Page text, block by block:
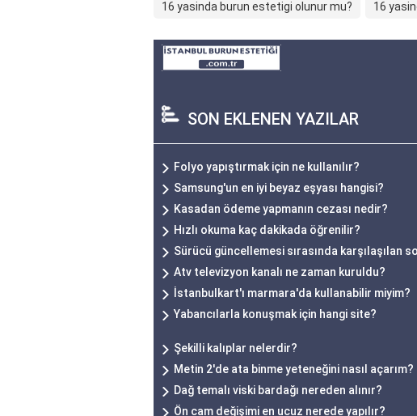
16 yasinda burun estetigi olunur mu? 16
SON EKLENEN YAZILAR
Folyo yapıştırmak için ne kullanılır?
Samsung'un en iyi beyaz eşyası hangisi?
Kasadan ödeme yapmanın cezası nedir?
Hızlı okuma kaç dakikada öğrenilir?
Sürücü güncellemesi sırasında karşılaşılan
Atv televizyon kanalı ne zaman kuruldu?
İstanbulkart'ı marmara'da kullanabilir miyim?
Yabancılarla konuşmak için hangi site?
Şekilli kalıplar nelerdir?
Metin 2'de ata binme yeteneğini nasıl açarım?
Dağ temalı viski bardağı nereden alınır?
Ön cam değişimi en ucuz nerede yapılır?